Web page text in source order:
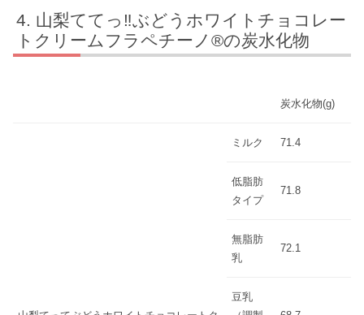
山梨ててっ‼ぶどうホワイトチョコレー
トクリームフラペチーノ®の炭水化物
炭水化物(g)
ミルク 71.4
低脂肪
タイプ
71.8
無脂肪
乳
72.1
豆乳